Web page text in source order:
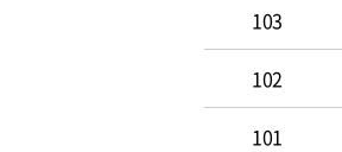
103
102
101